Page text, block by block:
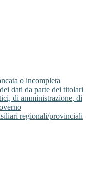
o incompleta
dati da parte dei titolari
di amministrazione, di
regionali/provinciali